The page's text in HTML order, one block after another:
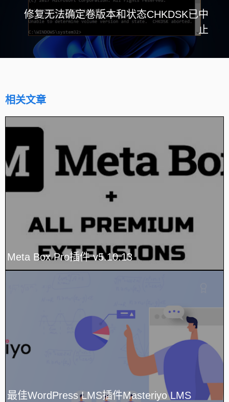
修复无法确定卷版本和状态CHKDSK已中
止
相关文章
Meta Box Pro插件 v5.10.13
最佳WordPress LMS插件Masteriyo LMS